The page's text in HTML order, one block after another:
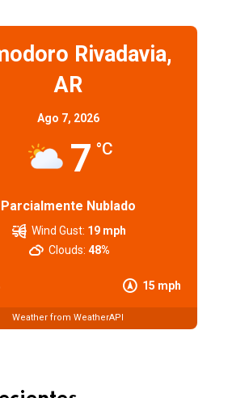
Rivadavia,
AR
Ago 7, 2026
7 °C
Parcialmente Nublado
15 mph
Wind Gust: 19 mph
Clouds: 48%
Weather from WeatherAPI